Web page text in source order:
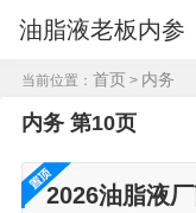
油脂液老板内参
当前位置： 首页 > 内务
内务 第10页
2026油脂液